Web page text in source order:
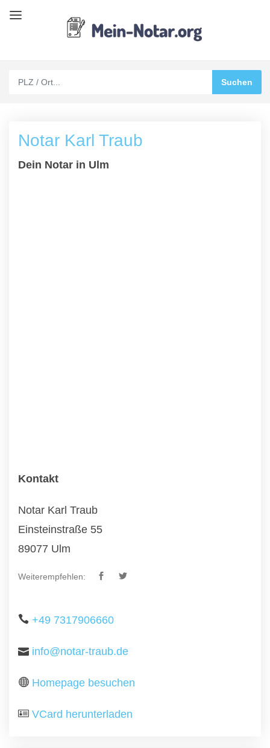
Notar Karl Traub
Dein Notar in Ulm
Kontakt
Notar Karl Traub
Einsteinstraße 55
89077 Ulm
Weiterempfehlen:
+49 7317906660
info@notar-traub.de
Homepage besuchen
VCard herunterladen